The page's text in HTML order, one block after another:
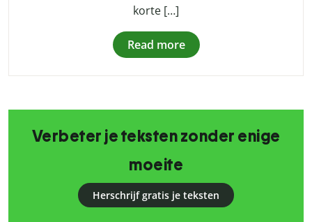
korte […]
Read more
Verbeter je teksten zonder enige
moeite
Herschrijf gratis je teksten